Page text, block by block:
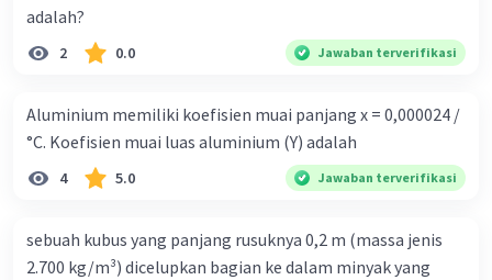
adalah?
2 0.0 Jawaban terverifikasi
Aluminium memiliki koefisien muai panjang x = 0,000024 /
°C. Koefisien muai luas aluminium (Y) adalah
4 5.0 Jawaban terverifikasi
sebuah kubus yang panjang rusuknya 0,2 m (massa jenis
2.700 kg/m³) dicelupkan bagian ke dalam minyak yang